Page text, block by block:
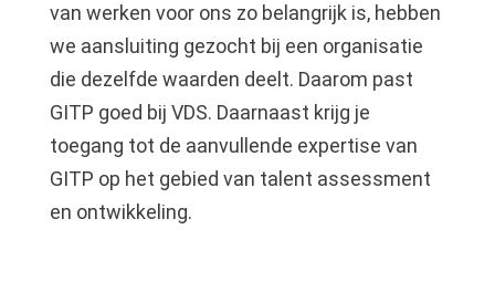
van werken voor ons zo belangrijk is, hebben
we aansluiting gezocht bij een organisatie
die dezelfde waarden deelt. Daarom past
GITP goed bij VDS. Daarnaast krijg je
toegang tot de aanvullende expertise van
GITP op het gebied van talent assessment
en ontwikkeling.